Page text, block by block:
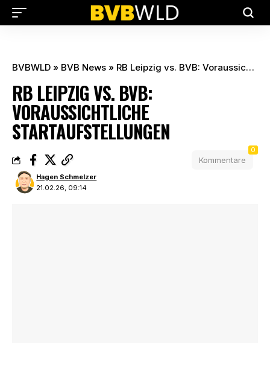
BVBWLD » BVB News » RB Leipzig vs. BVB: Voraussichtliche Startaufstellungen
RB LEIPZIG VS. BVB:
VORAUSSICHTLICHE
STARTAUFSTELLUNGEN
21.02.26, 09:14
Hagen Schmelzer
Kommentare
0